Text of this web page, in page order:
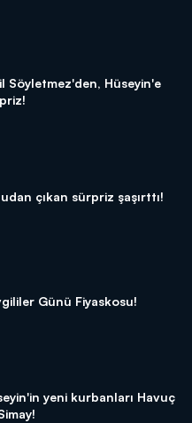
Söyletmez'den, Hüseyin'e
çıkan sürpriz şaşırttı!
Günü Fiyaskosu!
yeni kurbanları Havuç